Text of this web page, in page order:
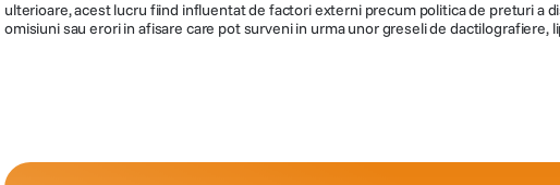
ulterioare, acest lucru fiind influentat de factori externi precum politica de preturi a
omisiuni sau erori in afisare care pot surveni in urma unor greseli de